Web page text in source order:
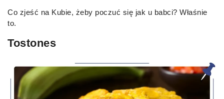
Co zjeść na Kubie, żeby poczuć się jak u babci? Właśnie
to.
Tostones